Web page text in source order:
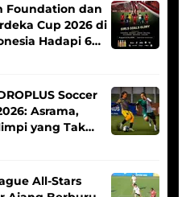
Foundation dan
Cup 2026 di
Hadapi 6
Soccer
Asrama,
yang Tak
All-Stars